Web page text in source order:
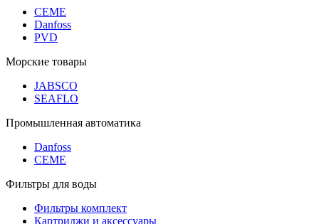
CEME
Danfoss
PVD
Морские товары
JABSCO
SEAFLO
Промышленная автоматика
Danfoss
CEME
Фильтры для воды
Фильтры комплект
Картриджи и аксессуары